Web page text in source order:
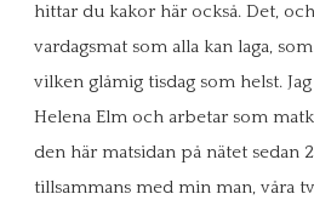
hittar du kakor här också. Det,
vardagsmat som alla kan laga,
vilken glåmig tisdag som helst.
Helena Elm och arbetar som
den här matsidan på nätet sedan
tillsammans med min man, våra